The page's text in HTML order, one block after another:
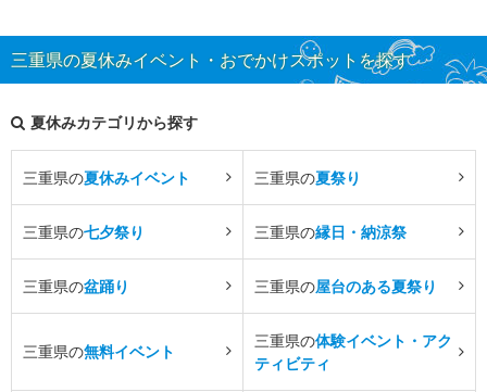
三重県の夏休みイベント・おでかけスポットを探す
夏休みカテゴリから探す
三重県の夏休みイベント 三重県の夏祭り
三重県の七夕祭り 三重県の縁日・納涼祭
三重県の盆踊り 三重県の屋台のある夏祭り
三重県の無料イベント
三重県の体験イベント・アク
ティビティ